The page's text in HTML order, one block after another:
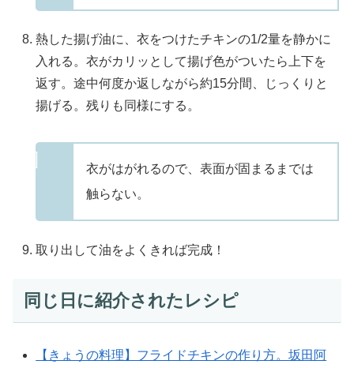
熱した揚げ油に、衣をつけたチキンの1/2量を静かに
入れる。衣がカリッとして揚げ色がついたら上下を
返す。途中何度か返しながら約15分間、じっくりと
揚げる。残りも同様にする。
衣がはがれるので、表面が固まるまでは
触らない。
取り出して油をよくきれば完成！
同じ日に紹介されたレシピ
【きょうの料理】フライドチキンの作り方。坂田阿